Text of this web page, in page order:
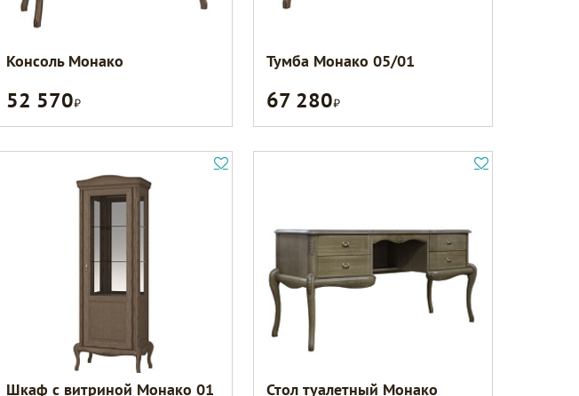
Консоль Монако
52 570Р
Тумба Монако 05/01
67 280Р
Шкаф с витриной Монако 01 Стол туалетный Монако